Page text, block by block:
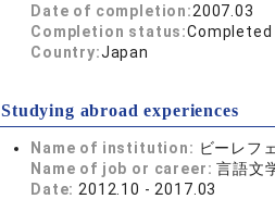
Date of completion:2007.03
Completion status:Completed
Country:Japan
Studying abroad experiences
Name of institution: ビーレフ
Name of job or career:言語文
Date: 2012.10 - 2017.03